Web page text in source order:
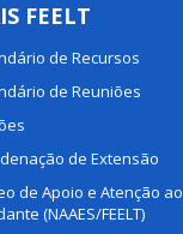
FEELT
de Recursos
de Reuniões
de Extensão
de Apoio e Atenção ao
(NAAES/FEELT)